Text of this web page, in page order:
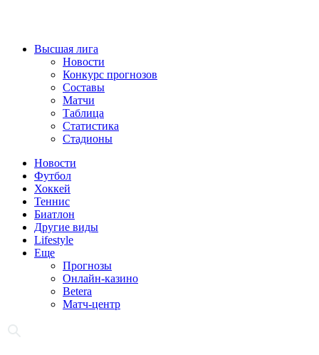
Высшая лига
Новости
Конкурс прогнозов
Составы
Матчи
Таблица
Статистика
Стадионы
Новости
Футбол
Хоккей
Теннис
Биатлон
Другие виды
Lifestyle
Еще
Прогнозы
Онлайн-казино
Betera
Матч-центр